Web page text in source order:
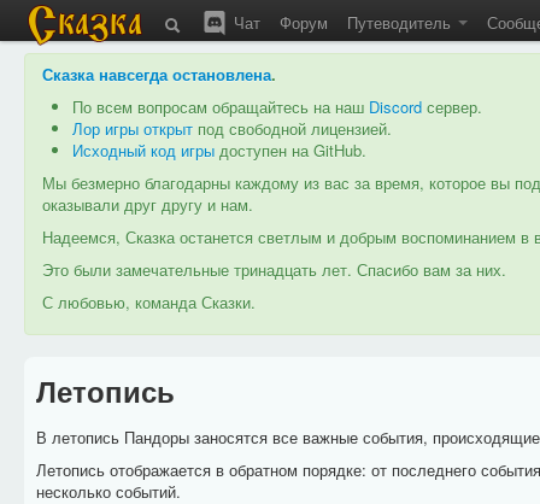
Чат Форум Путеводитель
Сказка навсегда остановлена.
По всем вопросам обращайтесь на наш Discord сервер.
Лор игры открыт под свободной лицензией.
Исходный код игры доступен на GitHub.
Мы безмерно благодарны каждому из вас за время, которое вы
оказывали друг другу и нам.
Надеемся, Сказка останется светлым и добрым воспоминанием
Это были замечательные тринадцать лет. Спасибо вам за них.
С любовью, команда Сказки.
Летопись
В летопись Пандоры заносятся все важные события,
Летопись отображается в обратном порядке: от последнего
несколько событий.